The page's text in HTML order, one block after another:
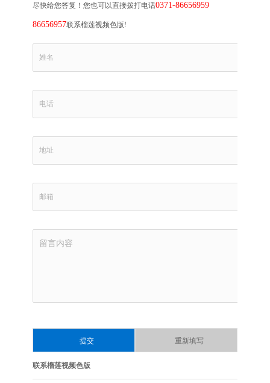
尽快给您答复！您也可以直接拨打电话0371-86656959
86656957联系榴莲视频色版!
联系榴莲视频色版